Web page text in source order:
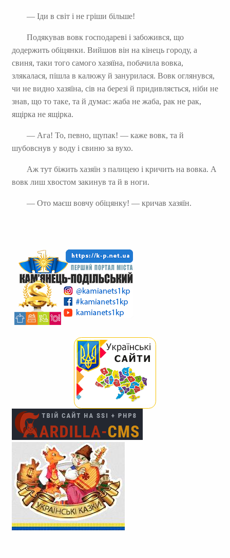
— Іди в світ і не гріши більше!
Подякував вовк господареві і забожився, що
додержить обіцянки. Вийшов він на кінець городу, а
свиня, таки того самого хазяїна, побачила вовка,
злякалася, пішла в калюжу й занурилася. Вовк оглянувся,
чи не видно хазяїна, сів на березі й придивляється, ніби не
знав, що то таке, та й думає: жаба не жаба, рак не рак,
ящірка не ящірка.
— Ага! То, певно, щупак! — каже вовк, та й
шубовснув у воду і свиню за вухо.
Аж тут біжить хазяїн з палицею і кричить на вовка. А
вовк лиш хвостом закинув та й в ноги.
— Ото маєш вовчу обіцянку! — кричав хазяїн.